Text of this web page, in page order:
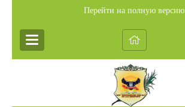
Перейти на полную версию